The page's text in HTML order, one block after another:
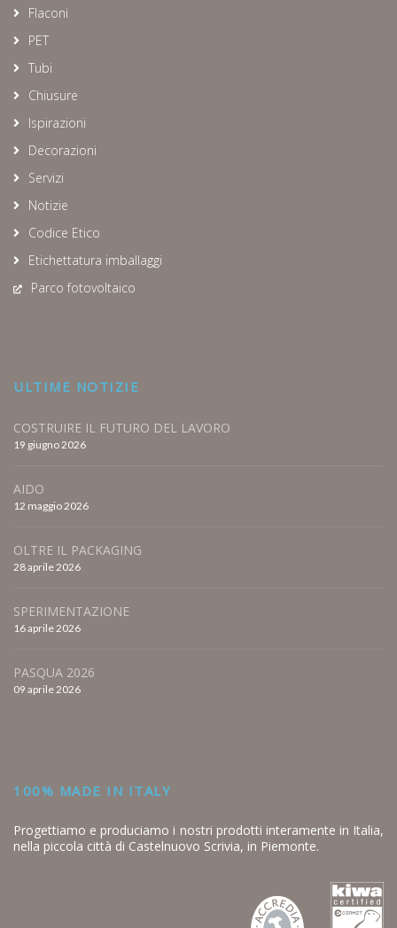
Flaconi
PET
Tubi
Chiusure
Ispirazioni
Decorazioni
Servizi
Notizie
Codice Etico
Etichettatura imballaggi
Parco fotovoltaico
ULTIME NOTIZIE
COSTRUIRE IL FUTURO DEL LAVORO
19 giugno 2026
AIDO
12 maggio 2026
OLTRE IL PACKAGING
28 aprile 2026
SPERIMENTAZIONE
16 aprile 2026
PASQUA 2026
09 aprile 2026
100% MADE IN ITALY
Progettiamo e produciamo i nostri prodotti interamente in Italia,
nella piccola città di Castelnuovo Scrivia, in Piemonte.